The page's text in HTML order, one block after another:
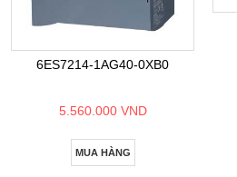
6ES7214-1AG40-0XB0
5.560.000 VND
MUA HÀNG